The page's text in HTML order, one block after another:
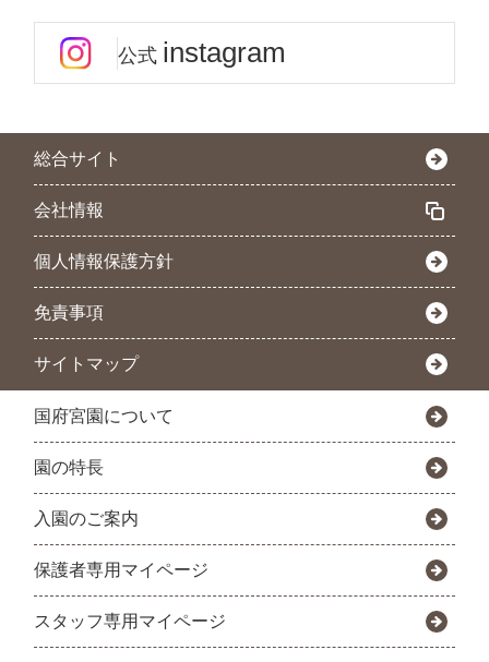
公式 instagram
総合サイト
会社情報
個人情報保護方針
免責事項
サイトマップ
国府宮園について
園の特長
入園のご案内
保護者専用マイページ
スタッフ専用マイページ